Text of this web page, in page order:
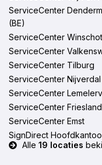
ServiceCenter
(BE)
ServiceCenter
ServiceCenter
ServiceCenter Tilburg
ServiceCenter Nijverdal
ServiceCenter
ServiceCenter Friesland
ServiceCenter Emst
SignDirect
Alle 19 locaties